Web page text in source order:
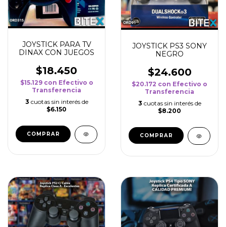
JOYSTICK PARA TV
DINAX CON JUEGOS
$18.450
$15.129 con Efectivo o
Transferencia
3 cuotas sin interés de
$6.150
JOYSTICK PS3 SONY
NEGRO
$24.600
$20.172 con Efectivo o
Transferencia
3 cuotas sin interés de
$8.200